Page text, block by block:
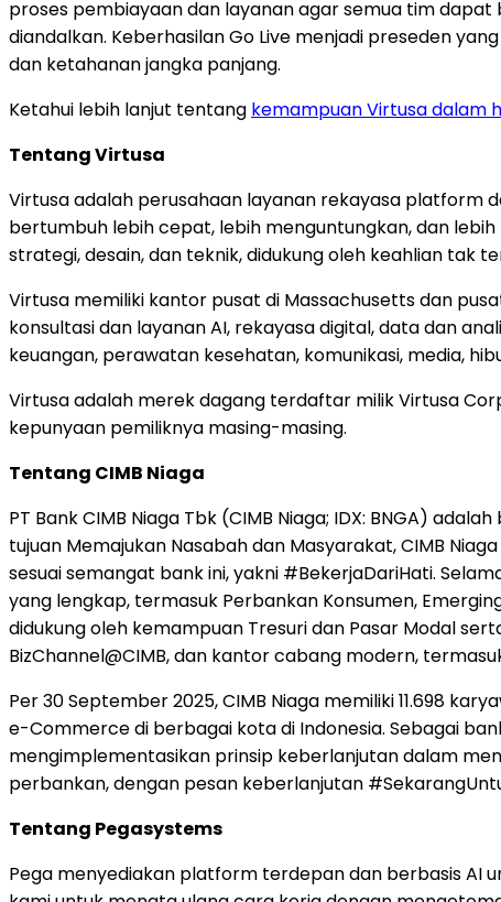
proses pembiayaan dan layanan agar semua tim
diandalkan. Keberhasilan Go Live menjadi preseden
dan ketahanan jangka panjang.
Ketahui lebih lanjut tentang kemampuan Virtusa dalam
Tentang Virtusa
Virtusa adalah perusahaan layanan rekayasa platform
bertumbuh lebih cepat, lebih menguntungkan, dan
strategi, desain, dan teknik, didukung oleh keahlian tak
Virtusa memiliki kantor pusat di Massachusetts dan
konsultasi dan layanan AI, rekayasa digital, data dan
keuangan, perawatan kesehatan, komunikasi, media,
Virtusa adalah merek dagang terdaftar milik Virtusa
kepunyaan pemiliknya masing-masing.
Tentang CIMB Niaga
PT Bank CIMB Niaga Tbk (CIMB Niaga; IDX: BNGA)
tujuan Memajukan Nasabah dan Masyarakat, CIMB
sesuai semangat bank ini, yakni #BekerjaDariHati.
yang lengkap, termasuk Perbankan Konsumen,
didukung oleh kemampuan Tresuri dan Pasar Modal
BizChannel@CIMB, dan kantor cabang modern,
Per 30 September 2025, CIMB Niaga memiliki 11.698
e-Commerce di berbagai kota di Indonesia. Sebagai
mengimplementasikan prinsip keberlanjutan dalam
perbankan, dengan pesan keberlanjutan
Tentang Pegasystems
Pega menyediakan platform terdepan dan berbasis AI